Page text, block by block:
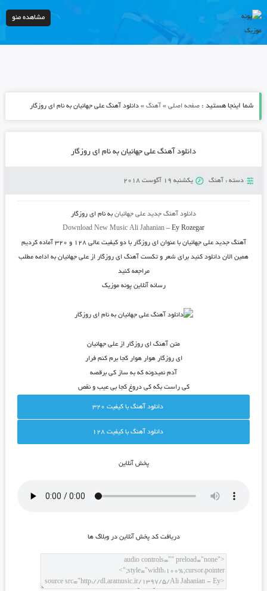
مشاهده منو
شما اینجا هستید : صفحه اصلی» آهنگ» دانلود آهنگ علی جهانیان به نام ای روزگار
دانلود آهنگ علی جهانیان به نام ای روزگار
دسته : آهنگ یکشنبه 19 آگوست 2018
دانلود آهنگ جدید علی جهانیانبه نام ای روزگار
Download New Music Ali Jahanian –Ey Rozegar
آهنگ جدیدعلی جهانیان با عنوانای روزگار با دو کیفیت عالی ۱۲۸ و ۳۲۰ آماده کردیم
همین الان دانلود کنید برای شعر و تکست آهنگ ای روزگار از علی جهانیان به ادامه مطلب
مراجعه کنید
رسانه آنلاین پونه موزیک
متن آهنگ ای روزگار از علی جهانیان
ای روزگار هوار هوار کجا برم کنم فرار
آدم نمیدونه که به ساز کی برقصه
کی راست بگه کی دروغ کجا بی عیب و نقص
دانلود آهنگ با کيفيت 320
دانلود آهنگ با کيفيت 128
پخش آنلاين
دريافت کد پخش آنلاين در وبلاگ ها